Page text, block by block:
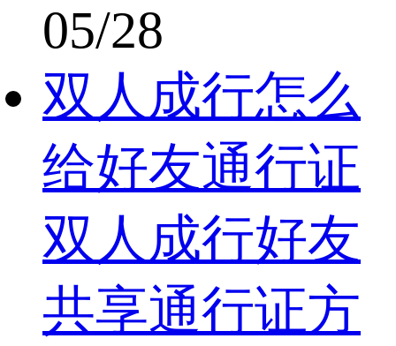
05/28
双人成行怎么
给好友通行证
双人成行好友
共享通行证方